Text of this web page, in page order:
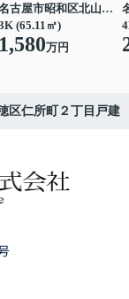
名古屋市昭和区北山本町１丁目
(65.11㎡)
1,580万円
区仁所町２丁目戸建